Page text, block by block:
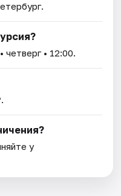
• четверг • 12:00.
у